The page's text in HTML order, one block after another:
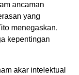
ancaman
yang
menegaskan,
kepentingan
akar intelektual